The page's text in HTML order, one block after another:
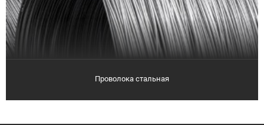
Проволока стальная